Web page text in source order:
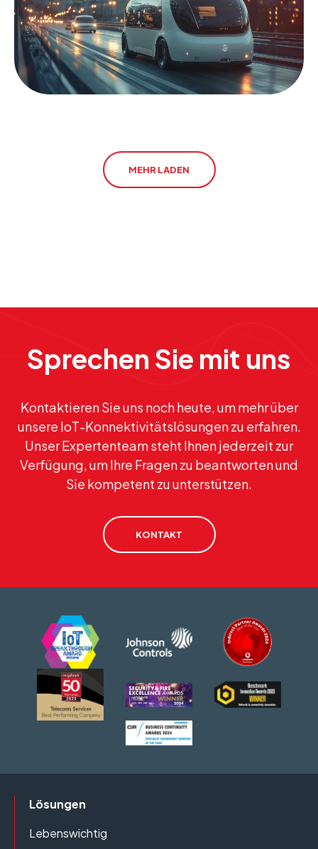
Lernen (ML) und fortschrittliche Telematiksysteme.
MEHR LADEN
Sprechen Sie mit uns
Kontaktieren Sie uns noch heute, um mehr über
unsere IoT-Konnektivitätslösungen zu erfahren.
Unser Expertenteam steht Ihnen jederzeit zur
Verfügung, um Ihre Fragen zu beantworten und
Sie kompetent zu unterstützen.
KONTAKT
Lösungen
Lebenswichtig